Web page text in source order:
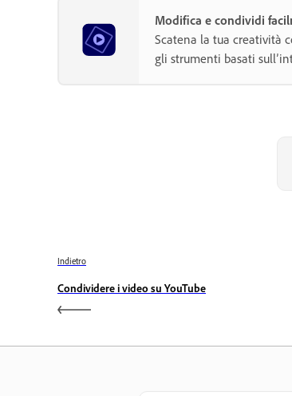
Modifica e condividi
Scatena la tua creatività
gli strumenti basati
Indietro
Condividere i video su YouTube